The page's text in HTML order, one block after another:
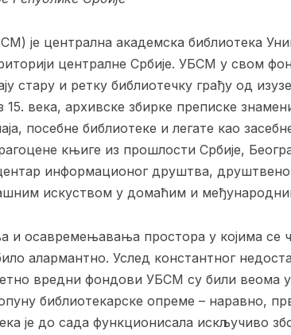
је централна академска библиотека
централне Србије. УБСМ у свом
и ретку библиотечку грађу од
века, архивске збирке преписке
посебне библиотеке и легате као
књиге из прошлости Србије,
информационог друштва,
искуством у домаћим и
и осавремењавања простора у којима се
алармантно. Услед константног
вредни фондови УБСМ су били веома
библиотекарске опреме – наравно,
је до сада функционисала искључиво